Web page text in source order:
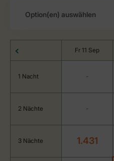
Fr 11 Sep
1 Nacht -
2 Nächte -
3 Nächte 1.431